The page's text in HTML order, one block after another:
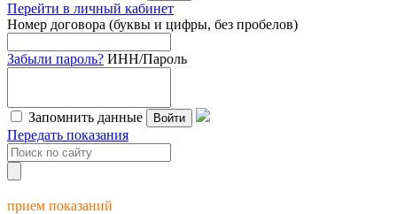
Перейти в личный кабинет
Номер договора (буквы и цифры, без пробелов)
Забыли пароль? ИНН/Пароль
Запомнить данные Войти
Передать показания
прием показаний